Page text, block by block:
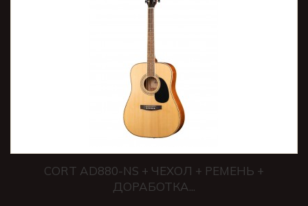
CORT AD880-NS + ЧЕХОЛ + РЕМЕНЬ +
ДОРАБОТКА...